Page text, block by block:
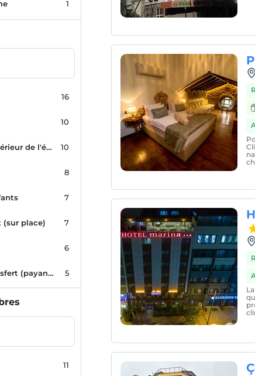
1
16
10
Parking (à l'extérieur de l'établissement) 10
8
7
place) 7
6
Service de transfert (payant) 5
4
11